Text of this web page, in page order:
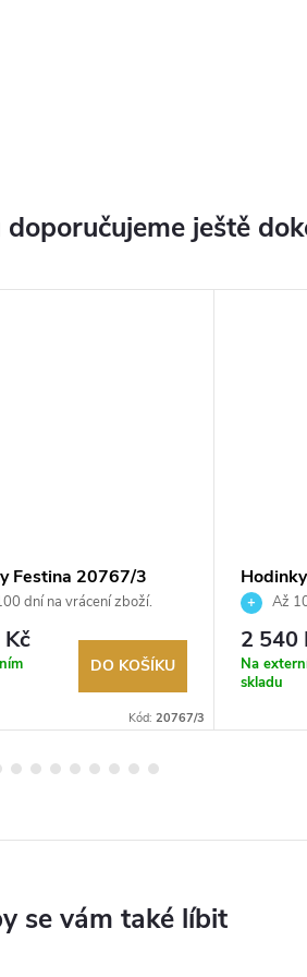
ještě
Festina 20767/3
dní na vrácení zboží.
prodejce.
DO KOŠÍKU
Kód: 20767/3
Až
2 540
Na
skladu